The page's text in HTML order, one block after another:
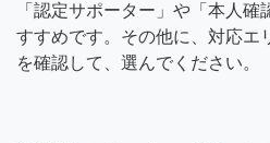
「認定サポーター」や「本人
すすめです。その他に、対応エ
を確認して、選んでください。